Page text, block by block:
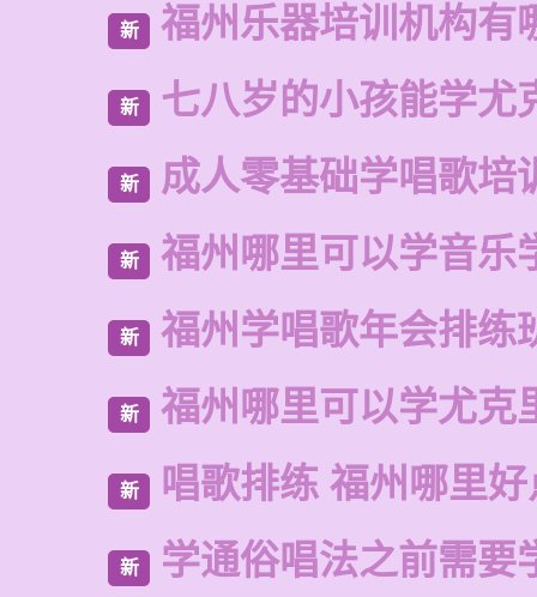
新 福州乐器培训机构有
新 七八岁的小孩能学尤
新 成人零基础学唱歌培
新 福州哪里可以学音乐
新 福州学唱歌年会排练
新 福州哪里可以学尤克
新 唱歌排练 福州哪里
新 学通俗唱法之前需要